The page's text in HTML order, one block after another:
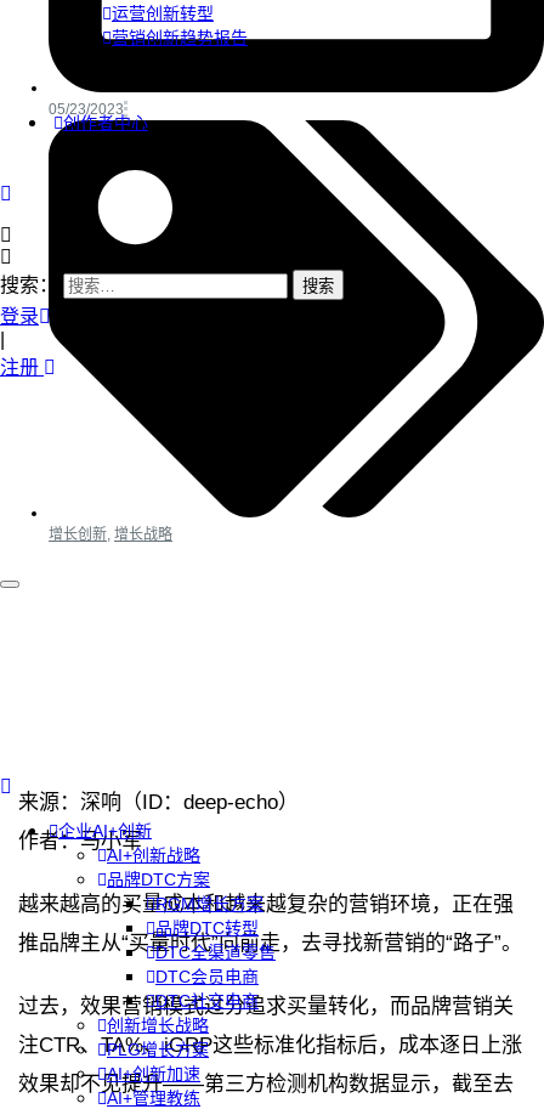
运营创新转型
营销创新趋势报告
创作者中心
搜索：
登录
注册
企业AI+创新
AI+创新战略
品牌DTC方案
RGM增长方案
品牌DTC转型
DTC全渠道零售
DTC会员电商
DTC社交电商
创新增长战略
PLG增长方案
AI+创新加速
AI+管理教练
05/23/2023
增长创新 增长战略
来源：深响（ID：deep-echo）
作者：马小军
越来越高的买量成本和越来越复杂的营销环境，正在强
推品牌主从“买量时代”向前走，去寻找新营销的“路子”。
过去，效果营销模式过分追求买量转化，而品牌营销关
注CTR、TA%、iGRP这些标准化指标后，成本逐日上涨
效果却不见提升——第三方检测机构数据显示，截至去